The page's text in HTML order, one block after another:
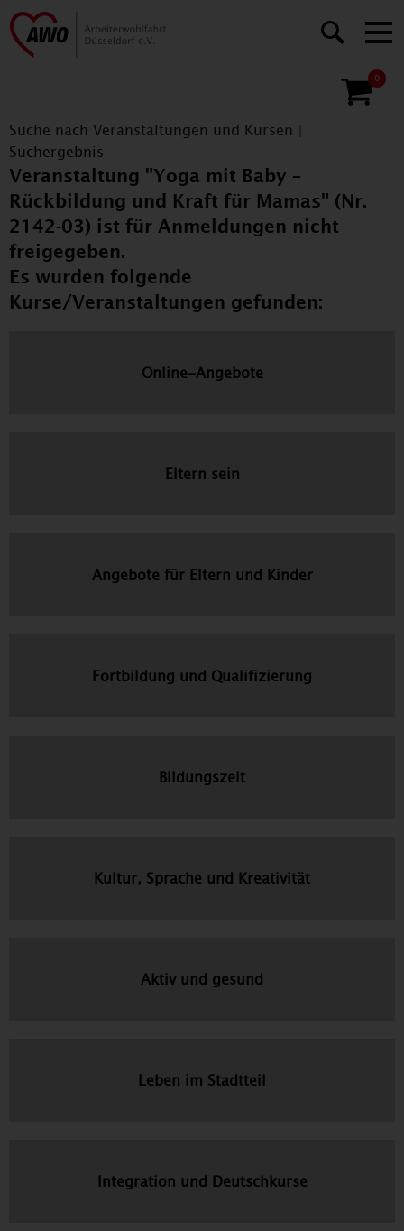
0
Suche nach Veranstaltungen und Kursen
Suchergebnis
Veranstaltung "Yoga mit Baby –
Rückbildung und Kraft für Mamas" (Nr.
2142-03) ist für Anmeldungen nicht
freigegeben.
Es wurden folgende
Kurse/Veranstaltungen gefunden:
Online-Angebote
Eltern sein
Angebote für Eltern und Kinder
Fortbildung und Qualifizierung
Bildungszeit
Kultur, Sprache und Kreativität
Aktiv und gesund
Leben im Stadtteil
Integration und Deutschkurse